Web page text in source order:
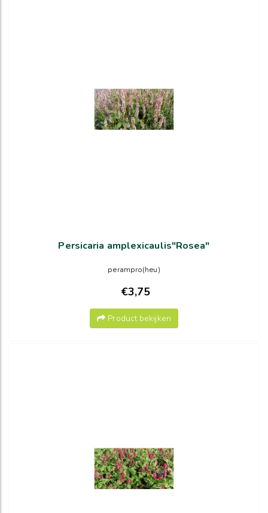
Persicaria amplexicaulis"Rosea"
perampro(heu)
€3,75
Product bekijken